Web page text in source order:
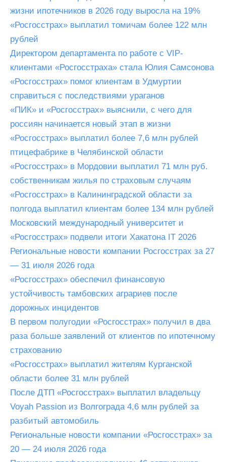
жизни ипотечников в 2026 году выросла на 19%
«Росгосстрах» выплатил томичам более 122 млн
рублей
Директором департамента по работе с VIP-
клиентами «Росгосстраха» стала Юлия Самсонова
«Росгосстрах» помог клиентам в Удмуртии
справиться с последствиями ураганов
«ПИК» и «Росгосстрах» выяснили, с чего для
россиян начинается новый этап в жизни
«Росгосстрах» выплатил более 7,6 млн рублей
птицефабрике в Челябинской области
«Росгосстрах» в Мордовии выплатил 71 млн руб.
собственникам жилья по страховым случаям
«Росгосстрах» в Калининградской области за
полгода выплатил клиентам более 134 млн рублей
Московский международный университет и
«Росгосстрах» подвели итоги Хакатона IT 2026
Региональные новости компании Росгосстрах за 27
— 31 июля 2026 года
«Росгосстрах» обеспечил финансовую
устойчивость тамбовских аграриев после
дорожных инцидентов
В первом полугодии «Росгосстрах» получил в два
раза больше заявлений от клиентов по ипотечному
страхованию
«Росгосстрах» выплатил жителям Курганской
области более 31 млн рублей
После ДТП «Росгосстрах» выплатил владельцу
Voyah Passion из Волгограда 4,6 млн рублей за
разбитый автомобиль
Региональные новости компании «Росгосстрах» за
20 — 24 июля 2026 года